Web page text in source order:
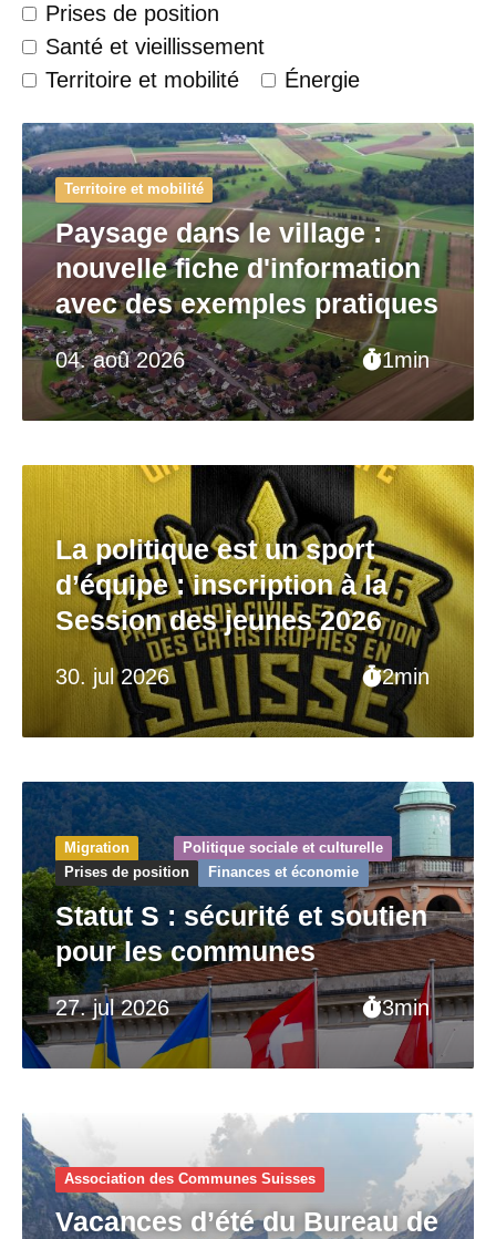
Prises de position
Santé et vieillissement
Territoire et mobilité
Énergie
04. aoû 2026 1min
Territoire et mobilité
Paysage dans le village :
nouvelle fiche d'information
avec des exemples pratiques
30. jul 2026 2min
La politique est un sport
d’équipe : inscription à la
Session des jeunes 2026
27. jul 2026 3min
Migration
Politique sociale et culturelle
Prises de position
Finances et économie
Statut S : sécurité et soutien
pour les communes
Association des Communes Suisses
Vacances d’été du Bureau de